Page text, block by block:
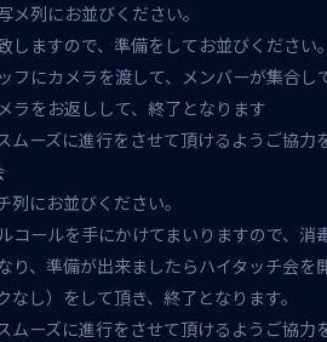
メ列にお並びください。
しますので、準備をしてお並びください。
フにカメラを渡して、メンバーが集合し
ラをお返しして、終了となります
ーズに進行をさせて頂けるようご協力
列にお並びください。
コールを手にかけてまいりますので、消
り、準備が出来ましたらハイタッチ会を
し）をして頂き、終了となります。
ーズに進行をさせて頂けるようご協力